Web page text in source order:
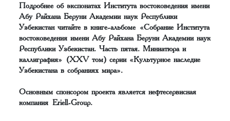
Подробнее об экспонатах Института востоковедения имени
Абу Райхана Беруни Академии наук Республики
Узбекистан читайте в книге-альбоме «Собрание Института
востоковедения имени Абу Райхана Беруни Академии наук
Республики Узбекистан. Часть пятая. Миниатюра и
каллиграфия» (XXV том) серии «Культурное наследие
Узбекистана в собраниях мира».
Основным спонсором проекта является нефтесервисная
компания Eriell-Group.